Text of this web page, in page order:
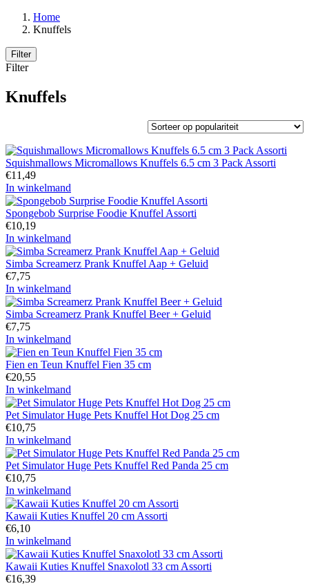
Home
Knuffels
Filter
Filter
Knuffels
Squishmallows Micromallows Knuffels 6.5 cm 3 Pack Assorti
€11,49
In winkelmand
Spongebob Surprise Foodie Knuffel Assorti
€10,19
In winkelmand
Simba Screamerz Prank Knuffel Aap + Geluid
€7,75
In winkelmand
Simba Screamerz Prank Knuffel Beer + Geluid
€7,75
In winkelmand
Fien en Teun Knuffel Fien 35 cm
€20,55
In winkelmand
Pet Simulator Huge Pets Knuffel Hot Dog 25 cm
€10,75
In winkelmand
Pet Simulator Huge Pets Knuffel Red Panda 25 cm
€10,75
In winkelmand
Kawaii Kuties Knuffel 20 cm Assorti
€6,10
In winkelmand
Kawaii Kuties Knuffel Snaxolotl 33 cm Assorti
€16,39